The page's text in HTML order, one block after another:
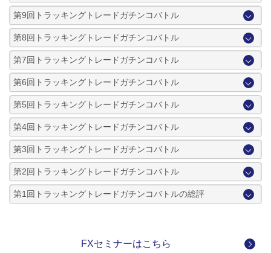
第9回トラッキングトレードガチンコバトル
第8回トラッキングトレードガチンコバトル
第7回トラッキングトレードガチンコバトル
第6回トラッキングトレードガチンコバトル
第5回トラッキングトレードガチンコバトル
第4回トラッキングトレードガチンコバトル
第3回トラッキングトレードガチンコバトル
第2回トラッキングトレードガチンコバトル
第1回トラッキングトレードガチンコバトルの総評
FXセミナーはこちら